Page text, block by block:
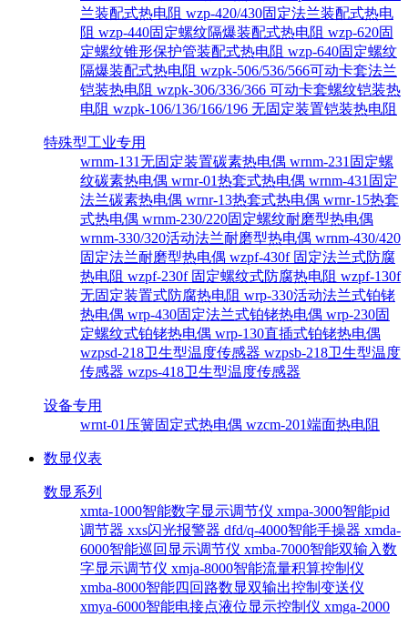
兰装配式热电阻 wzp-420/430固定法兰装配式热电
阻 wzp-440固定螺纹隔爆装配式热电阻 wzp-620固
定螺纹锥形保护管装配式热电阻 wzp-640固定螺纹
隔爆装配式热电阻 wzpk-506/536/566可动卡套法兰
铠装热电阻 wzpk-306/336/366 可动卡套螺纹铠装热
电阻 wzpk-106/136/166/196 无固定装置铠装热电阻
特殊型工业专用
wrnm-131无固定装置碳素热电偶 wrnm-231固定螺
纹碳素热电偶 wrnr-01热套式热电偶 wrnm-431固定
法兰碳素热电偶 wrnr-13热套式热电偶 wrnr-15热套
式热电偶 wrnm-230/220固定螺纹耐磨型热电偶
wrnm-330/320活动法兰耐磨型热电偶 wrnm-430/420
固定法兰耐磨型热电偶 wzpf-430f 固定法兰式防腐
热电阻 wzpf-230f 固定螺纹式防腐热电阻 wzpf-130f
无固定装置式防腐热电阻 wrp-330活动法兰式铂铑
热电偶 wrp-430固定法兰式铂铑热电偶 wrp-230固
定螺纹式铂铑热电偶 wrp-130直插式铂铑热电偶
wzpsd-218卫生型温度传感器 wzpsb-218卫生型温度
传感器 wzps-418卫生型温度传感器
设备专用
wrnt-01压簧固定式热电偶 wzcm-201端面热电阻
数显仪表
数显系列
xmta-1000智能数字显示调节仪 xmpa-3000智能pid
调节器 xxs闪光报警器 dfd/q-4000智能手操器 xmda-
6000智能巡回显示调节仪 xmba-7000智能双输入数
字显示调节仪 xmja-8000智能流量积算控制仪
xmba-8000智能四回路数显双输出控制变送仪
xmya-6000智能电接点液位显示控制仪 xmga-2000